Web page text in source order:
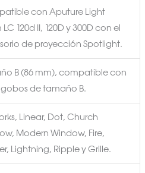
con Aputure Light
LC 120d II, 120D y 300D con el
de proyección Spotlight.
B (86 mm), compatible con
de tamaño B.
Linear, Dot, Church
Modern Window, Fire,
Lightning, Ripple y Grille.